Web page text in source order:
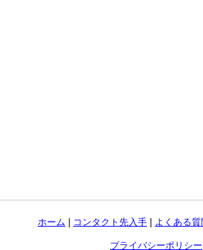
ホーム コンタクト先入手 よくある質
プライバシーポリシー